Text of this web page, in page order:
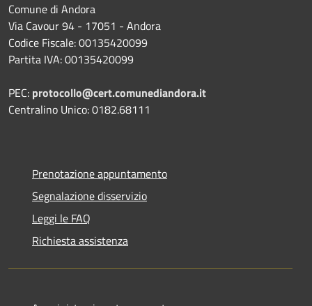
Comune di Andora
Via Cavour 94 - 17051 - Andora
Codice Fiscale: 00135420099
Partita IVA: 00135420099
PEC: protocollo@cert.comunediandora.it
Centralino Unico: 0182.68111
Prenotazione appuntamento
Segnalazione disservizio
Leggi le FAQ
Richiesta assistenza